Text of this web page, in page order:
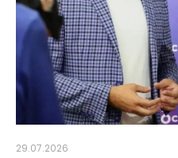
29.07.2026